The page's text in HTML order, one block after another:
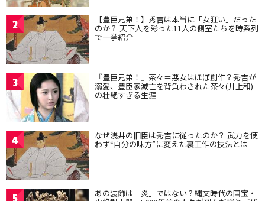
2 【豊臣兄弟！】秀吉は本当に「女狂い」だった
のか？ 天下人を彩った11人の側室たちを時系列
で一挙紹介
3 『豊臣兄弟！』茶々＝悪女はほぼ創作？秀吉が
溺愛、豊臣家滅亡を背負わされた茶々(井上和)
の壮絶すぎる生涯
4 なぜ浅井の旧臣は秀吉に従ったのか？ 武力を使
わず“自分の味方”に変えた裏工作の技法とは
あの装飾は「炎」ではない？縄文時代の国宝・